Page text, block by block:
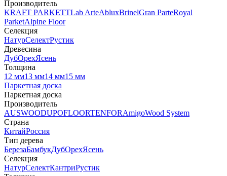
Производитель
KRAFT PARKETTLab ArteAbluxBrinelGran ParteRoyal
ParketAlpine Floor
Селекция
НатурСелектРустик
Древесина
ДубОрехЯсень
Толщина
12 мм13 мм14 мм15 мм
Паркетная доска
Паркетная доска
Производитель
AUSWOODUPOFLOORTENFORAmigoWood System
Страна
КитайРоссия
Тип дерева
БерезаБамбукДубОрехЯсень
Селекция
НатурСелектКантриРустик